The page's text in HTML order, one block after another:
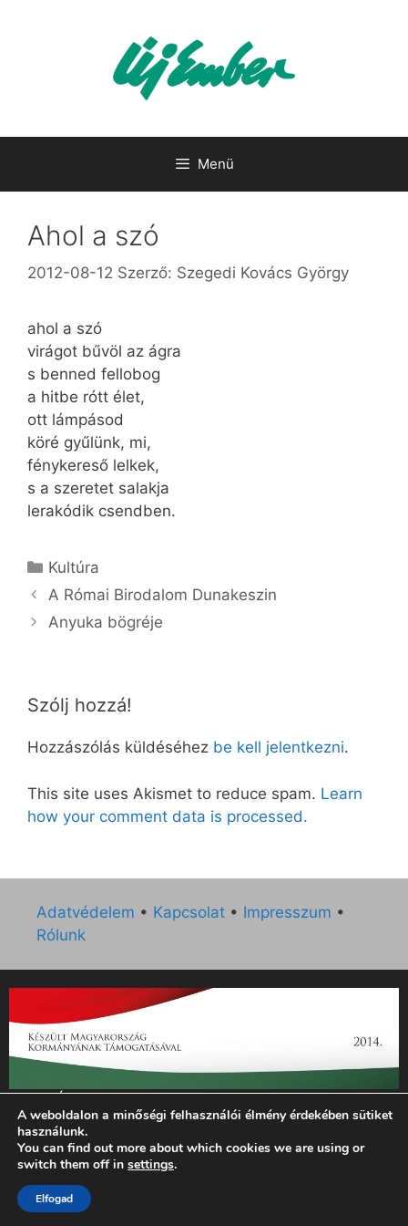
Menü
Ahol a szó
2012-08-12 Szerző: Szegedi Kovács György
ahol a szó
virágot bűvöl az ágra
s benned fellobog
a hitbe rótt élet,
ott lámpásod
köré gyűlünk, mi,
fénykereső lelkek,
s a szeretet salakja
lerakódik csendben.
Kategória
Kultúra
A Római Birodalom Dunakeszin
Anyuka bögréje
Szólj hozzá!
Hozzászólás küldéséhez be kell jelentkezni.
This site uses Akismet to reduce spam. Learn
how your comment data is processed.
Adatvédelem • Kapcsolat • Impresszum •
Rólunk
„Az Új Ember katolikus hetilap 2014. évi működésének
támogatását az EGYH-KCP-14-P-0121 sz. támogatási
szerződés keretében 3 000 000 Ft összegben támogatta az
Emberi Erőforrások Minisztériuma.”
© 2026 Magyar Kurír - Új Ember
A weboldalon a minőségi felhasználói élmény érdekében sütiket
használunk.
You can find out more about which cookies we are using or
switch them off in settings.
Elfogad